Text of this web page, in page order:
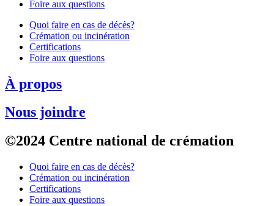
Foire aux questions
Quoi faire en cas de décès?
Crémation ou incinération
Certifications
Foire aux questions
À propos
Nous joindre
©2024 Centre national de crémation
Quoi faire en cas de décès?
Crémation ou incinération
Certifications
Foire aux questions